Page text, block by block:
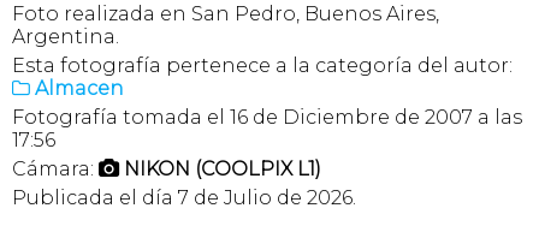
Foto realizada en San Pedro, Buenos Aires,
Argentina.
Esta fotografía pertenece a la categoría del autor:
 Almacen
Fotografía tomada el 16 de Diciembre de 2007 a las
17:56
Cámara:  NIKON (COOLPIX L1)
Publicada el día 7 de Julio de 2026.